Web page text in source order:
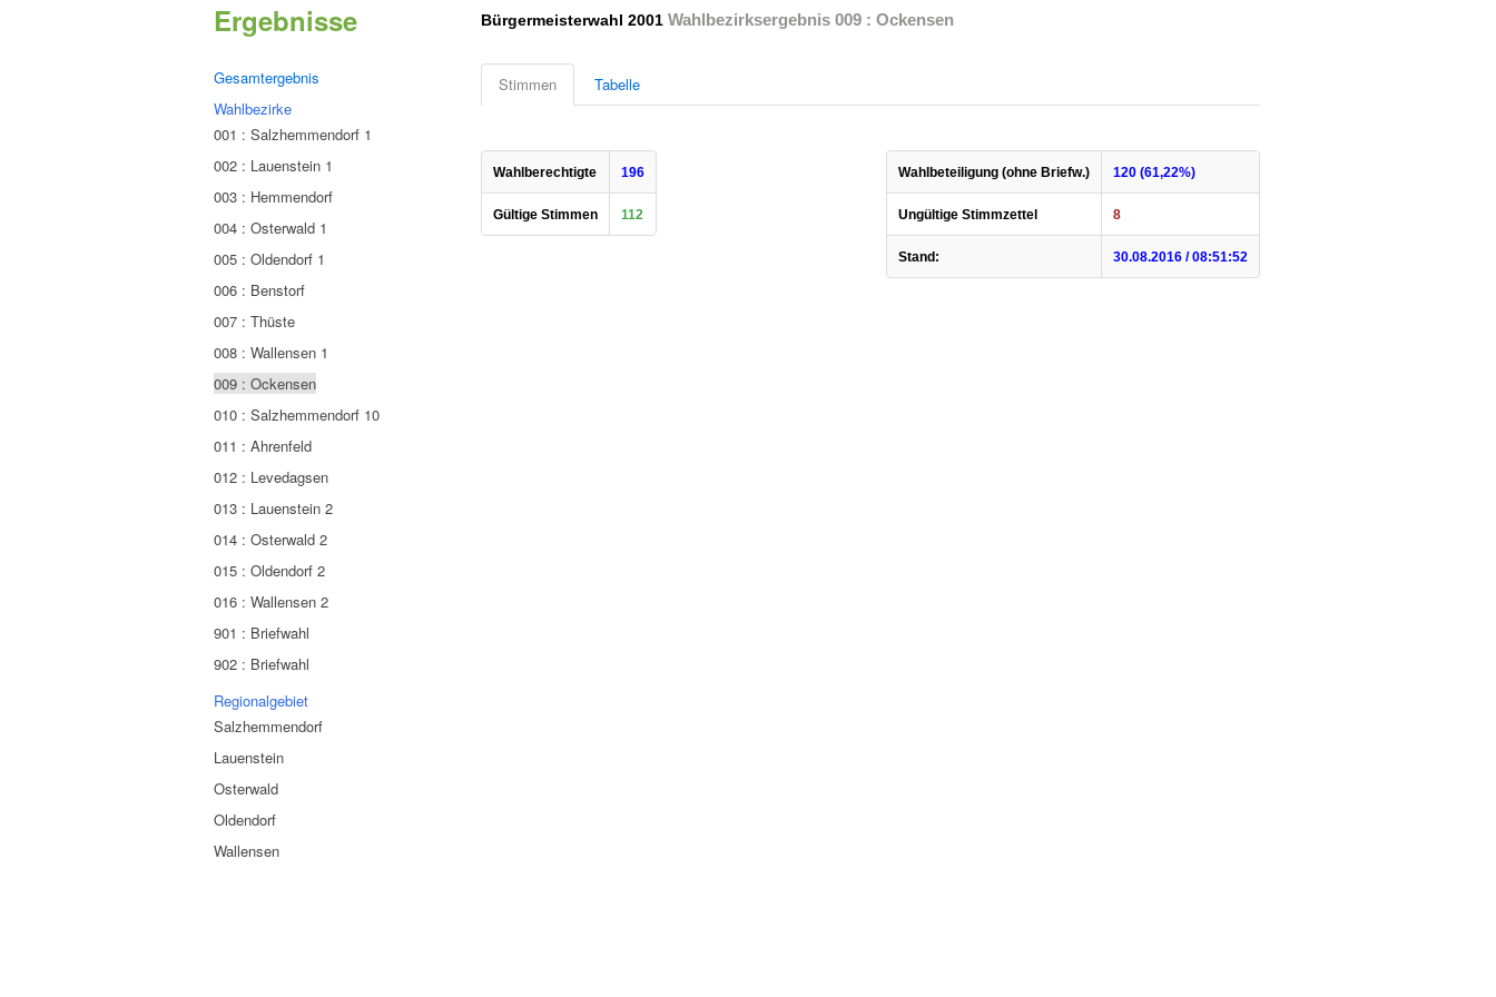
Ergebnisse
Gesamtergebnis
Wahlbezirke
001 : Salzhemmendorf 1
002 : Lauenstein 1
003 : Hemmendorf
004 : Osterwald 1
005 : Oldendorf 1
006 : Benstorf
007 : Thüste
008 : Wallensen 1
009 : Ockensen
010 : Salzhemmendorf 10
011 : Ahrenfeld
012 : Levedagsen
013 : Lauenstein 2
014 : Osterwald 2
015 : Oldendorf 2
016 : Wallensen 2
901 : Briefwahl
902 : Briefwahl
Regionalgebiet
Salzhemmendorf
Lauenstein
Osterwald
Oldendorf
Wallensen
Bürgermeisterwahl 2001 Wahlbezirksergebnis 009 : Ockensen
Stimmen Tabelle
Wahlberechtigte 196
Gültige Stimmen 112
Wahlbeteiligung (ohne Briefw.) 120 (61,22%)
Ungültige Stimmzettel 8
Stand: 30.08.2016 / 08:51:52